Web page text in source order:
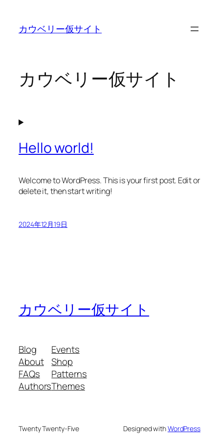
カウベリー仮サイト
カウベリー仮サイト
Hello world!
Welcome to WordPress. This is your first post. Edit or
delete it, then start writing!
2024年12月19日
カウベリー仮サイト
Blog
About
FAQs
Authors
Events
Shop
Patterns
Themes
Twenty Twenty-Five Designed withWordPress